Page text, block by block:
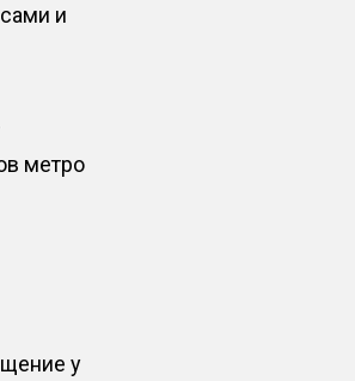
и
метро
у